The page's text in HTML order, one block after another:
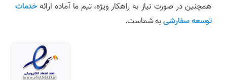
همچنین در صورت نیاز به راهکار ویژه، تیم ما آماده ارائهخدمات
توسعه سفارشیبه شماست.